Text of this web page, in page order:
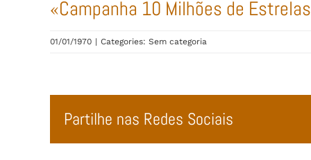
«Campanha 10 Milhões de
01/01/1970 | Categories: Sem categoria
Partilhe nas Redes Sociais